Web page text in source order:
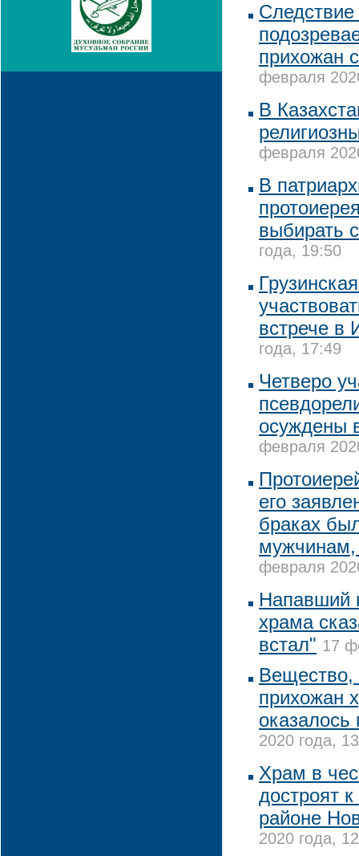
Следствие
прихожан
февраля
В
февраля
В
выбирать
года, 19:50
встрече в
года, 17:49
Четверо
осуждены
февраля
его
браках
февраля
Напавший
храма
встал" 17
Вещество,
прихожан
оказалось
2020 года,
Храм в
достроят
районе
2020 года,